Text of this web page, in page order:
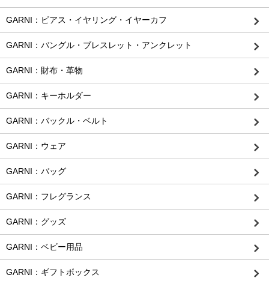
GARNI：ピアス・イヤリング・イヤーカフ
GARNI：バングル・ブレスレット・アンクレット
GARNI：財布・革物
GARNI：キーホルダー
GARNI：バックル・ベルト
GARNI：ウェア
GARNI：バッグ
GARNI：フレグランス
GARNI：グッズ
GARNI：ベビー用品
GARNI：ギフトボックス